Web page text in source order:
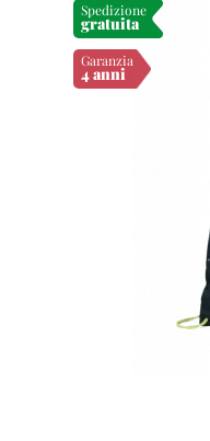
Spedizione
gratuita
Garanzia
4 anni